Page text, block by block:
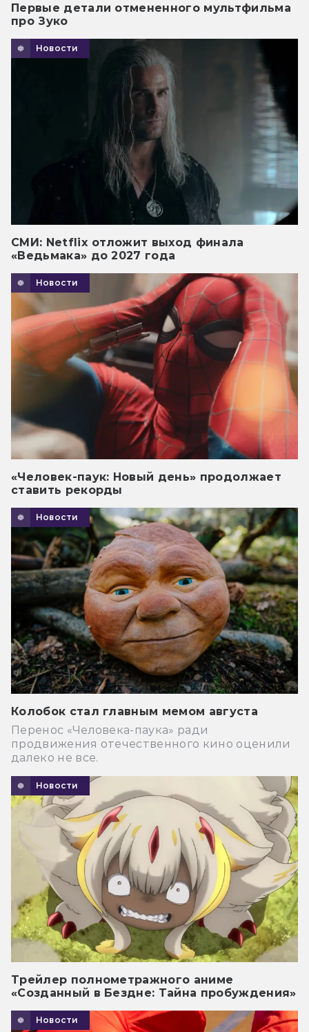
Первые детали отмененного мультфильма
про Зуко
Новости
СМИ: Netflix отложит выход финала
«Ведьмака» до 2027 года
Новости
«Человек-паук: Новый день» продолжает
ставить рекорды
Новости
Колобок стал главным мемом августа
Перенос «Человека-паука» ради
продвижения отечественного кино оценили
далеко не все.
Новости
Трейлер полнометражного аниме
«Созданный в Бездне: Тайна пробуждения»
Новости